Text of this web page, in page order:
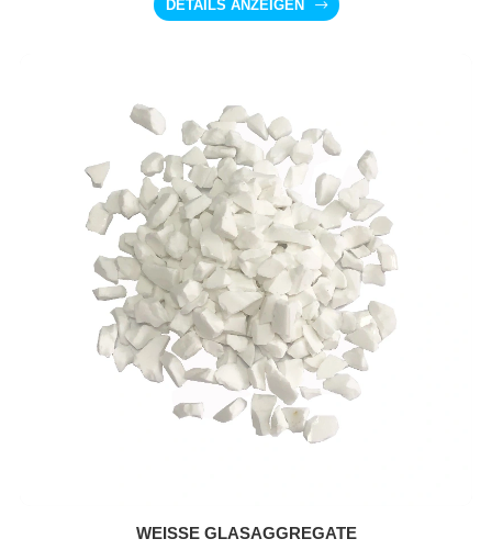
DETAILS ANZEIGEN
WEISSE GLASAGGREGATE